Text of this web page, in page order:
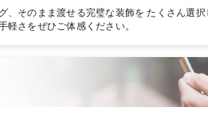
、そのまま渡せる完璧な装飾を たくさん選
軽さをぜひご体感ください。